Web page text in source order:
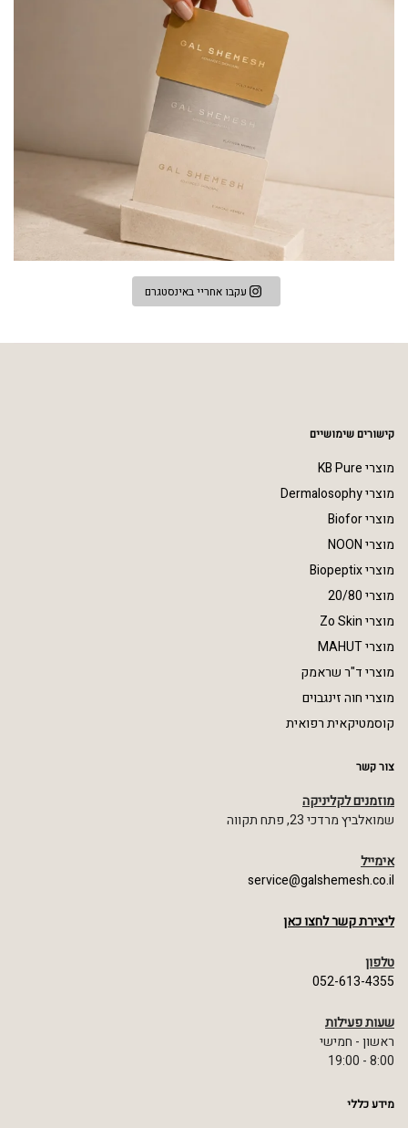
עקבו אחריי באינסטגרם
קישורים שימושיים
מוצרי KB Pure
מוצרי Dermalosophy
מוצרי Biofor
מוצרי NOON
מוצרי Biopeptix
מוצרי 20/80
מוצרי Zo Skin
מוצרי MAHUT
מוצרי ד"ר שראמק
מוצרי חוה זינגבוים
קוסמטיקאית רפואית
צור קשר
מוזמנים לקליניקה
שמואלביץ מרדכי 23, פתח תקווה
אימייל
service@galshemesh.co.il
ליצירת קשר לחצו כאן
טלפון
052-613-4355
שעות פעילות
ראשון - חמישי
8:00 - 19:00
מידע כללי